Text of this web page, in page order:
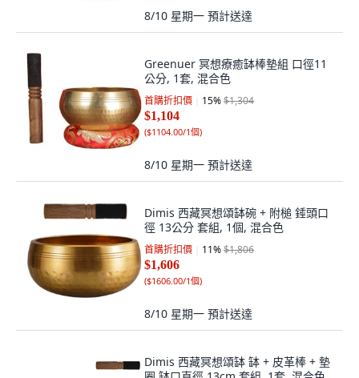
8/10 星期一 預計送達
Greenuer 冥想療癒缽棒墊組 口徑11
公分, 1套, 混合色
首購折扣價 15%$1,304
$1,104
($1104.00/1個)
8/10 星期一 預計送達
Dimis 西藏冥想頌缽碗 + 附槌 錘頭口
徑 13公分 套組, 1個, 混合色
首購折扣價 11%$1,806
$1,606
($1606.00/1個)
8/10 星期一 預計送達
Dimis 西藏冥想頌缽 缽 + 皮革棒 + 墊